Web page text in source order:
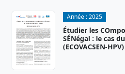
Année :2025
Étudier les
SÉNégal : le cas
(ECOVACSEN-HPV)